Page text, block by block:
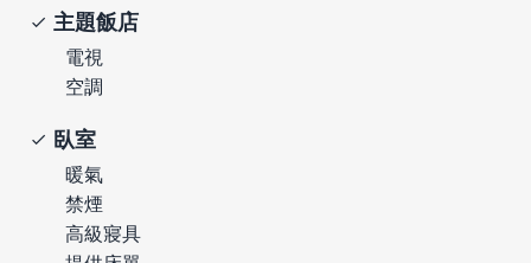
主題飯店
電視
空調
臥室
暖氣
禁煙
高級寢具